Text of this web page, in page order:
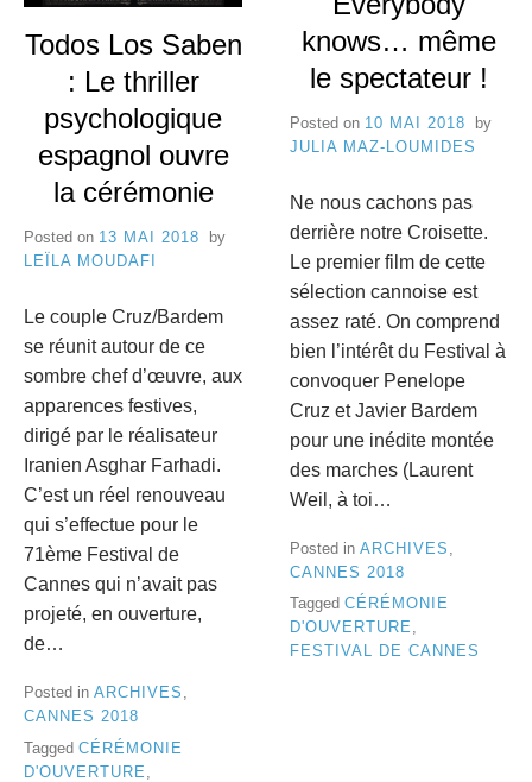
8
e
C
a
n
n
e
s
Todos Los Saben
: Le thriller
psychologique
espagnol ouvre
la cérémonie
Posted on 13 MAI 2018
by
LEÏLA MOUDAFI
Le couple Cruz/Bardem
se réunit autour de ce
sombre chef d’œuvre, aux
apparences festives,
dirigé par le réalisateur
Iranien Asghar Farhadi.
C’est un réel renouveau
qui s’effectue pour le
71ème Festival de
Cannes qui n’avait pas
projeté, en ouverture,
de…
Posted in ARCHIVES ,
CANNES 2018
Tagged CÉRÉMONIE
D'OUVERTURE
knows… même
le spectateur !
Posted on 10 MAI 2018
by
JULIA MAZ-LOUMIDES
Ne nous cachons pas
derrière notre Croisette.
Le premier film de cette
sélection cannoise est
assez raté. On comprend
bien l’intérêt du Festival à
convoquer Penelope
Cruz et Javier Bardem
pour une inédite montée
des marches (Laurent
Weil, à toi…
Posted in ARCHIVES
CANNES 2018
Tagged CÉRÉMONIE
D'OUVERTURE ,
FESTIVAL DE CANNES